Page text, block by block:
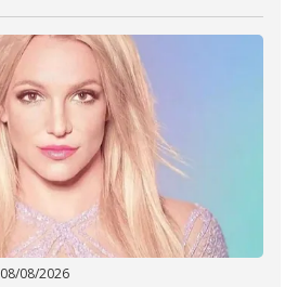
08/08/2026